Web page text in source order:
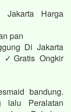
Jakarta Harga
pan
Di Jakarta
✓Gratis Ongkir
bandung.
lalu Peralatan